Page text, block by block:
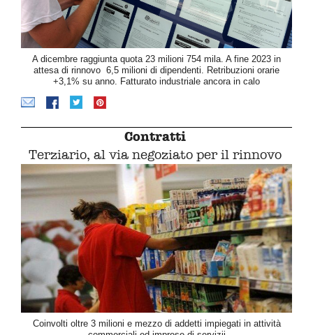
A dicembre raggiunta quota 23 milioni 754 mila. A fine 2023 in
attesa di rinnovo 6,5 milioni di dipendenti. Retribuzioni orarie
+3,1% su anno. Fatturato industriale ancora in calo
Contratti
Terziario, al via negoziato per il rinnovo
Coinvolti oltre 3 milioni e mezzo di addetti impiegati in attività